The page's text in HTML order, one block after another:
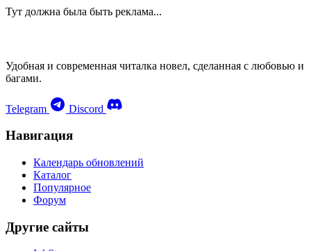
Тут должна была быть реклама...
Удобная и современная читалка новел, сделанная с любовью и
багами.
Telegram Discord
Навигация
Календарь обновлений
Каталог
Популярное
Форум
Другие сайты